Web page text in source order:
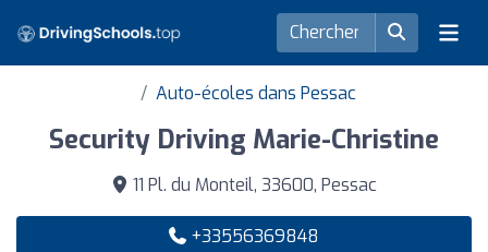
Auto-écoles dans Pessac
Security Driving Marie-Christine
11 Pl. du Monteil, 33600, Pessac
+33556369848